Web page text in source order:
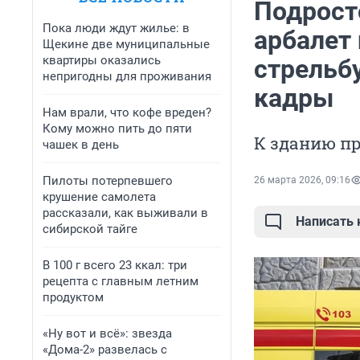
Пока люди ждут жилье: в
Щекине две муниципальные
квартиры оказались
непригодны для проживания
Нам врали, что кофе вреден?
Кому можно пить до пяти
чашек в день
Пилоты потерпевшего
крушение самолета
рассказали, как выживали в
сибирской тайге
В 100 г всего 23 ккал: три
рецепта с главным летним
продуктом
«Ну вот и всё»: звезда
«Дома-2» развелась с
кадры
К зданию
26 марта 2026, 09:16
Написать